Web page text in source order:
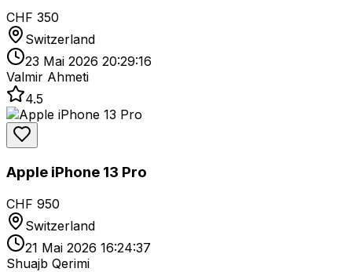
CHF 350
Switzerland
23 Mai 2026 20:29:16
Valmir Ahmeti
4.5
Apple iPhone 13 Pro
CHF 950
Switzerland
21 Mai 2026 16:24:37
Shuajb Qerimi